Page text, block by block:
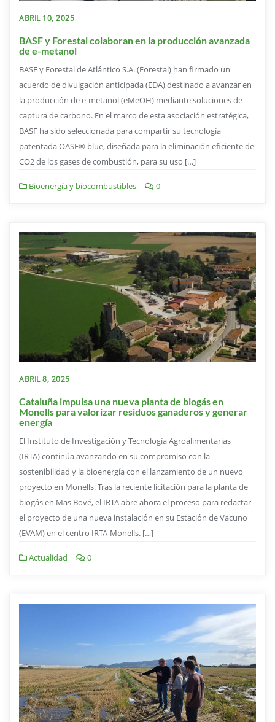
ABRIL 10, 2025
BASF y Forestal colaboran en la producción avanzada
de e-metanol
BASF y Forestal de Atlántico S.A. (Forestal) han firmado un
acuerdo de divulgación anticipada (EDA) destinado a avanzar en
la producción de e-metanol (eMeOH) mediante soluciones de
captura de carbono. En el marco de esta asociación estratégica,
BASF ha sido seleccionada para compartir su tecnología
patentada OASE® blue, diseñada para la eliminación eficiente de
CO2 de los gases de combustión, para su uso […]
Bioenergía y biocombustibles 0
ABRIL 8, 2025
Cataluña impulsa una nueva planta de biogás en
Monells para valorizar residuos ganaderos y generar
energía
El Instituto de Investigación y Tecnología Agroalimentarias
(IRTA) continúa avanzando en su compromiso con la
sostenibilidad y la bioenergía con el lanzamiento de un nuevo
proyecto en Monells. Tras la reciente licitación para la planta de
biogás en Mas Bové, el IRTA abre ahora el proceso para redactar
el proyecto de una nueva instalación en su Estación de Vacuno
(EVAM) en el centro IRTA-Monells. […]
Actualidad 0